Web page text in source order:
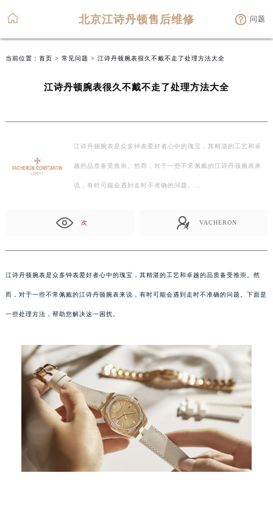
北京江诗丹顿售后维修 问题
当前位置： 首页 > 常见问题 > 江诗丹顿腕表很久不戴不走了处理方法大全
江诗丹顿腕表很久不戴不走了处理方法大全
江诗丹顿腕表是众多钟表爱好者心中的瑰宝，其精湛的工艺和卓
越的品质备受推崇。然而，对于一些不常佩戴的江诗丹顿腕表来
说，有时可能会遇到走时不准确的问题。…
次 VACHERON
江诗丹顿腕表是众多钟表爱好者心中的瑰宝，其精湛的工艺和卓越的品质备受推崇。然
而，对于一些不常佩戴的江诗丹顿腕表来说，有时可能会遇到走时不准确的问题。下面是
一些处理方法，帮助您解决这一困扰。